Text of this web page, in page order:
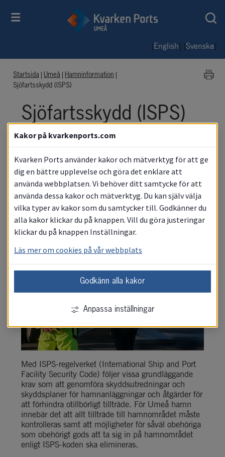
[English] [Svenska]
Startsida Umeå Hamninformation
Sjöfartsskydd (ISPS)
Sjöfartsskydd (ISPS)
Hamnen är ett ISPS-område och därmed
ett skyddat område där tillträde kräver
speciellt tillstånd. Om du behöver vistas i
området krävs godkänt tillstånd som du
söker hos Kvarken Ports samt godkänd
utbildning (e-learning).
Med ISPS-regelverket (International Ship and Port
Facility Security Code) följer vissa grundläggande
krav som att genomföra skyddsutredningar och
skyddsplaner för hamnanläggningar och åtgärder för
att förhindra otillbörligt tillträde. För Umeå hamn
innebär det att allt tillträde till hamnområdet måste
kontrolleras samt att möjligheter för såväl obehöriga
som obehörigt gods att ta sig in på hamnområdet
enligt ISPS-koden ska elimineras.
Kakor på kvarkenports.com
Kvarken Ports använder kakor och mätverktyg för att ge
dig en bättre upplevelse och göra det enklare att
använda webbplatsen. Vi behöver ditt samtycke för att
använda dessa kakor och mätverktyg. Du kan själv välja
vilka typer av kakor som du samtycker till. Godkänner du
alla kakor klickar du på knappen. Vill du göra justeringar
klickar du på knappen Inställningar.
Läs mer om cookies på vår webbplats
Godkänn alla kakor
Anpassa inställningar